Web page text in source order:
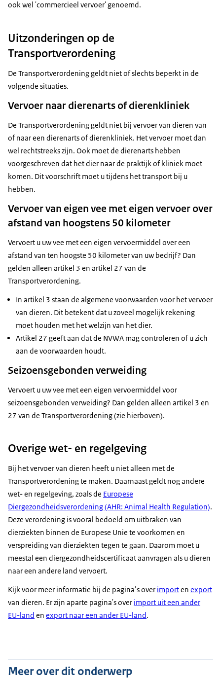
ook wel 'commercieel vervoer' genoemd.
Uitzonderingen op de
Transportverordening
De Transportverordening geldt niet of slechts beperkt in de
volgende situaties.
Vervoer naar dierenarts of dierenkliniek
De Transportverordening geldt niet bij vervoer van dieren van
of naar een dierenarts of dierenkliniek. Het vervoer moet dan
wel rechtstreeks zijn. Ook moet de dierenarts hebben
voorgeschreven dat het dier naar de praktijk of kliniek moet
komen. Dit voorschrift moet u tijdens het transport bij u
hebben.
Vervoer van eigen vee met eigen vervoer over
afstand van hoogstens 50 kilometer
Vervoert u uw vee met een eigen vervoermiddel over een
afstand van ten hoogste 50 kilometer van uw bedrijf? Dan
gelden alleen artikel 3 en artikel 27 van de
Transportverordening.
In artikel 3 staan de algemene voorwaarden voor het vervoer
van dieren. Dit betekent dat u zoveel mogelijk rekening
moet houden met het welzijn van het dier.
Artikel 27 geeft aan dat de NVWA mag controleren of u zich
aan de voorwaarden houdt.
Seizoensgebonden verweiding
Vervoert u uw vee met een eigen vervoermiddel voor
seizoensgebonden verweiding? Dan gelden alleen artikel 3 en
27 van de Transportverordening (zie hierboven).
Overige wet- en regelgeving
Bij het vervoer van dieren heeft u niet alleen met de
Transportverordening te maken. Daarnaast geldt nog andere
wet- en regelgeving, zoals de Europese
Diergezondheidsverordening (AHR: Animal Health Regulation).
Deze verordening is vooral bedoeld om uitbraken van
dierziekten binnen de Europese Unie te voorkomen en
verspreiding van dierziekten tegen te gaan. Daarom moet u
meestal een diergezondheidscertificaat aanvragen als u dieren
naar een andere land vervoert.
Kijk voor meer informatie bij de pagina’s over importen export
van dieren. Er zijn aparte pagina's over import uit een ander
EU-land en export naar een ander EU-land.
Meer over dit onderwerp